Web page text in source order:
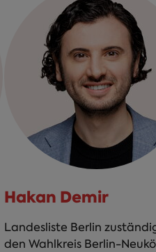
Hakan Demir
Landesliste Berlin
den Wahlkreis Berlin-